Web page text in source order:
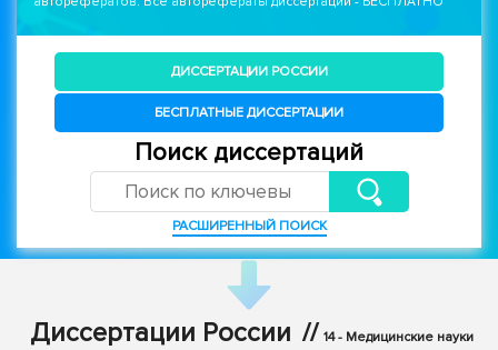
ДИССЕРТАЦИИ РОССИИ
БЕСПЛАТНЫЕ ДИССЕРТАЦИИ
Поиск диссертаций
РАСШИРЕННЫЙ ПОИСК
Диссертации России // 14 - Медицинские науки